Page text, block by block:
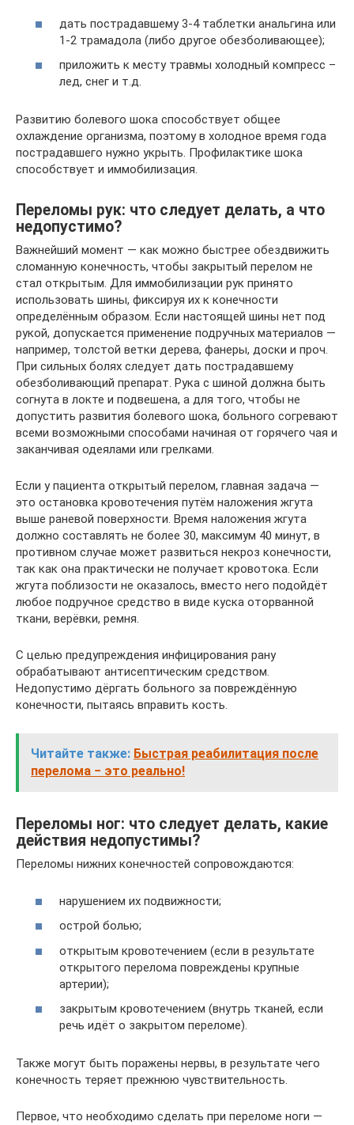
дать пострадавшему 3-4 таблетки анальгина или
1-2 трамадола (либо другое обезболивающее);
приложить к месту травмы холодный компресс –
лед, снег и т.д.
Развитию болевого шока способствует общее
охлаждение организма, поэтому в холодное время года
пострадавшего нужно укрыть. Профилактике шока
способствует и иммобилизация.
Переломы рук: что следует делать, а что
недопустимо?
Важнейший момент — как можно быстрее обездвижить
сломанную конечность, чтобы закрытый перелом не
стал открытым. Для иммобилизации рук принято
использовать шины, фиксируя их к конечности
определённым образом. Если настоящей шины нет под
рукой, допускается применение подручных материалов —
например, толстой ветки дерева, фанеры, доски и проч.
При сильных болях следует дать пострадавшему
обезболивающий препарат. Рука с шиной должна быть
согнута в локте и подвешена, а для того, чтобы не
допустить развития болевого шока, больного согревают
всеми возможными способами начиная от горячего чая и
заканчивая одеялами или грелками.
Если у пациента открытый перелом, главная задача —
это остановка кровотечения путём наложения жгута
выше раневой поверхности. Время наложения жгута
должно составлять не более 30, максимум 40 минут, в
противном случае может развиться некроз конечности,
так как она практически не получает кровотока. Если
жгута поблизости не оказалось, вместо него подойдёт
любое подручное средство в виде куска оторванной
ткани, верёвки, ремня.
С целью предупреждения инфицирования рану
обрабатывают антисептическим средством.
Недопустимо дёргать больного за повреждённую
конечности, пытаясь вправить кость.
Читайте также: Быстрая реабилитация после
перелома − это реально!
Переломы ног: что следует делать, какие
действия недопустимы?
Переломы нижних конечностей сопровождаются:
нарушением их подвижности;
острой болью;
открытым кровотечением (если в результате
открытого перелома повреждены крупные
артерии);
закрытым кровотечением (внутрь тканей, если
речь идёт о закрытом переломе).
Также могут быть поражены нервы, в результате чего
конечность теряет прежнюю чувствительность.
Первое, что необходимо сделать при переломе ноги —